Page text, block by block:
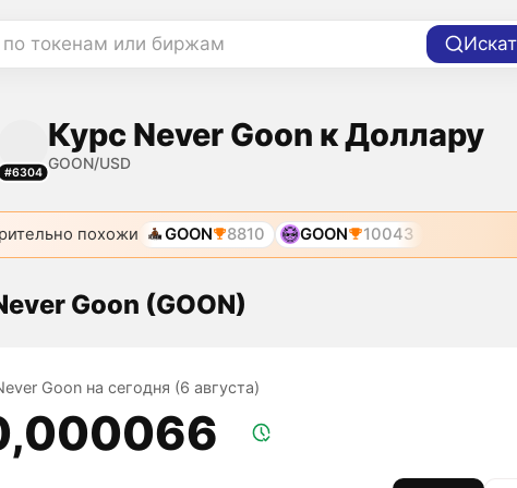
по токенам или биржам
#6304
Курс Never Goon к Доллару
GOON/USD
похожи GOON 8810 GOON 10043
Goon (GOON)
Goon на сегодня (6 августа)